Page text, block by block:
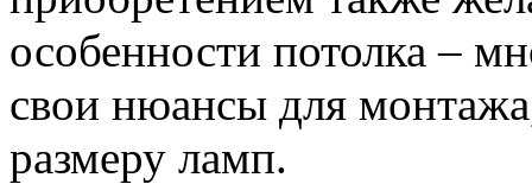
особенности потолка –
свои нюансы для
размеру ламп.